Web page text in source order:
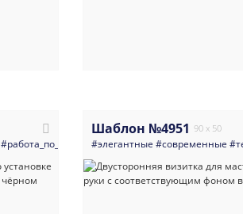
#работа_по_дому_мастера_разнорабочие
Шаблон №4951 90 x 50
#элегантные #современные